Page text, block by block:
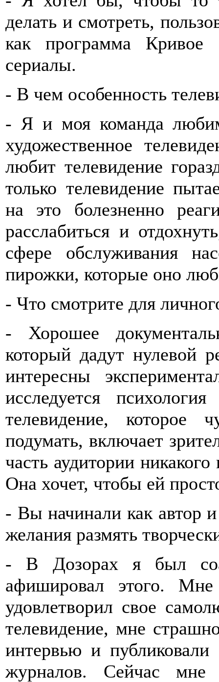
делать и смотреть,
как программа Кривое
сериалы.
- В чем особенность
- Я и моя команда любим
художественное
любит телевидение
только телевидение
на это болезненно
расслабиться и
сфере обслуживания
пирожки, которые оно
- Что смотрите для
- Хорошее
который дадут нулевой
интересны
исследуется
телевидение, которое
подумать, включает
часть аудитории
Она хочет, чтобы ей
- Вы начинали как автор
желания размять
- В Дозорах я был
афишировал этого.
удовлетворил свое
телевидение, мне
интервью и
журналов. Сейчас мне